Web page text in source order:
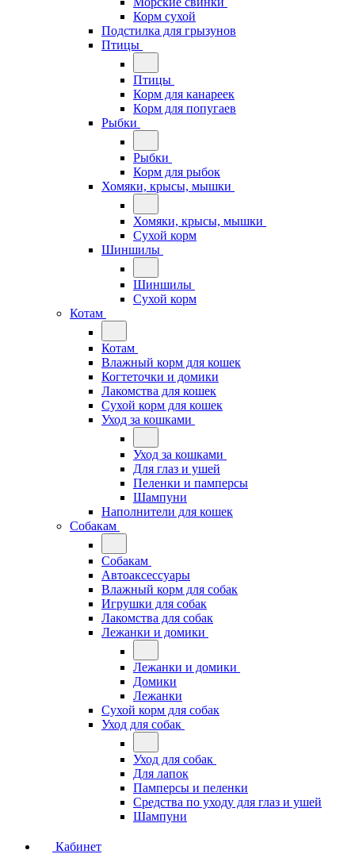
Корм сухой
Подстилка для грызунов
Птицы
Птицы
Корм для канареек
Корм для попугаев
Рыбки
Рыбки
Корм для рыбок
Хомяки, крысы, мышки
Хомяки, крысы, мышки
Сухой корм
Шиншилы
Шиншилы
Сухой корм
Котам
Котам
Влажный корм для кошек
Когтеточки и домики
Лакомства для кошек
Сухой корм для кошек
Уход за кошками
Уход за кошками
Для глаз и ушей
Пеленки и памперсы
Шампуни
Наполнители для кошек
Собакам
Собакам
Автоаксессуары
Влажный корм для собак
Игрушки для собак
Лакомства для собак
Лежанки и домики
Лежанки и домики
Домики
Лежанки
Сухой корм для собак
Уход для собак
Уход для собак
Для лапок
Памперсы и пеленки
Средства по уходу для глаз и ушей
Шампуни
Кабинет